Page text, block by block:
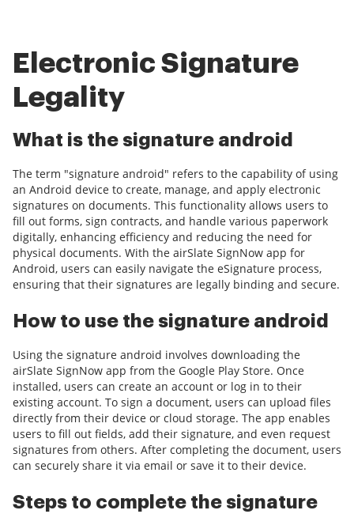
Electronic Signature
Legality
What is the signature android
The term "signature android" refers to the capability of using
an Android device to create, manage, and apply electronic
signatures on documents. This functionality allows users to
fill out forms, sign contracts, and handle various paperwork
digitally, enhancing efficiency and reducing the need for
physical documents. With the airSlate SignNow app for
Android, users can easily navigate the eSignature process,
ensuring that their signatures are legally binding and secure.
How to use the signature android
Using the signature android involves downloading the
airSlate SignNow app from the Google Play Store. Once
installed, users can create an account or log in to their
existing account. To sign a document, users can upload files
directly from their device or cloud storage. The app enables
users to fill out fields, add their signature, and even request
signatures from others. After completing the document, users
can securely share it via email or save it to their device.
Steps to complete the signature